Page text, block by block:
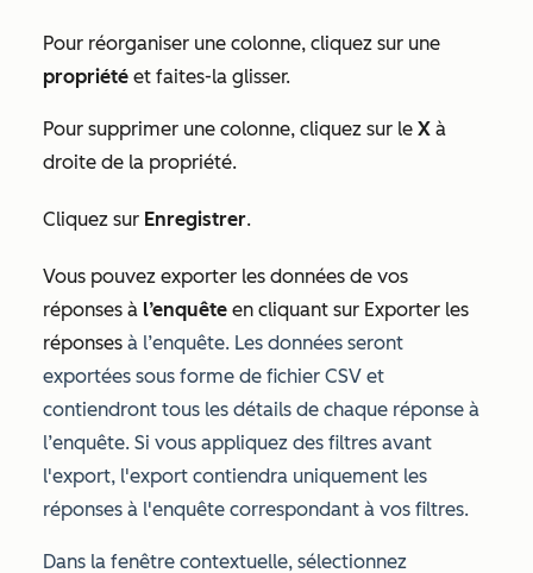
Pour réorganiser une colonne, cliquez sur une
propriété et faites-la glisser.
Pour supprimer une colonne, cliquez sur le X à
droite de la propriété.
Cliquez sur Enregistrer.
Vous pouvez exporter les données de vos
réponses à l’enquête en cliquant sur Exporter les
réponses à l’enquête. Les données seront
exportées sous forme de fichier CSV et
contiendront tous les détails de chaque réponse à
l’enquête. Si vous appliquez des filtres avant
l'export, l'export contiendra uniquement les
réponses à l'enquête correspondant à vos filtres.
Dans la fenêtre contextuelle, sélectionnez